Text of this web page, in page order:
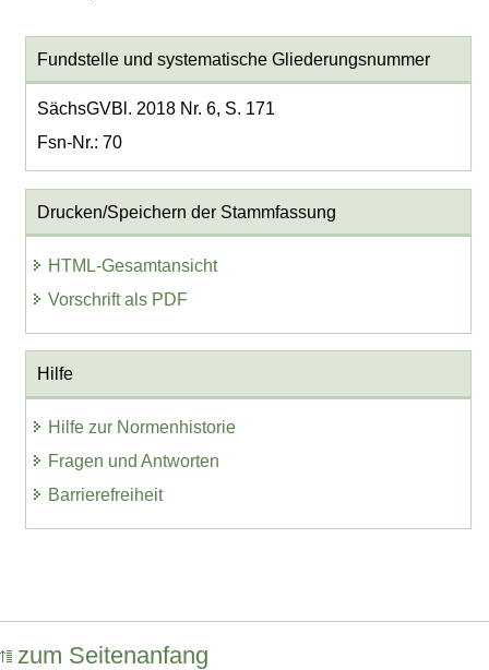
Fundstelle und systematische Gliederungsnummer
SächsGVBl. 2018 Nr. 6, S. 171
Fsn-Nr.: 70
Drucken/Speichern der Stammfassung
HTML-Gesamtansicht
Vorschrift als PDF
Hilfe
Hilfe zur Normenhistorie
Fragen und Antworten
Barrierefreiheit
zum Seitenanfang